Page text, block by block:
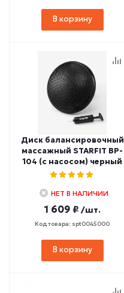
В корзину
Диск балансировочный
массажный STARFIT BP-
104 (с насосом) черный
НЕТ В НАЛИЧИИ
1 609 ₽ /шт.
Код товара: spt0045000
В корзину